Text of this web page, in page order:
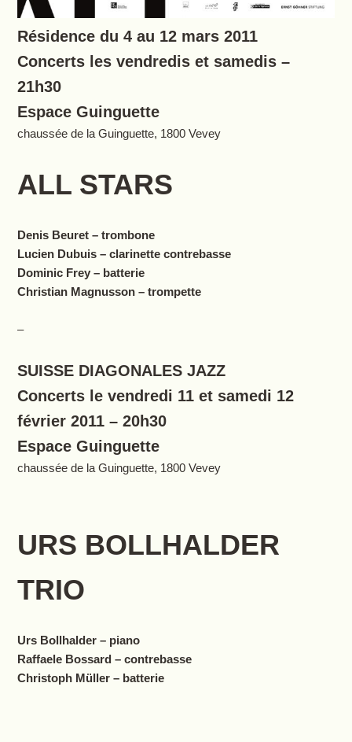
Résidence du 4 au 12 mars 2011
Concerts les vendredis et samedis –
21h30
Espace Guinguette
chaussée de la Guinguette, 1800 Vevey
ALL STARS
Denis Beuret – trombone
Lucien Dubuis – clarinette contrebasse
Dominic Frey – batterie
Christian Magnusson – trompette
–
SUISSE DIAGONALES JAZZ
Concerts le vendredi 11 et samedi 12
février 2011 – 20h30
Espace Guinguette
chaussée de la Guinguette, 1800 Vevey
URS BOLLHALDER
TRIO
Urs Bollhalder – piano
Raffaele Bossard – contrebasse
Christoph Müller – batterie